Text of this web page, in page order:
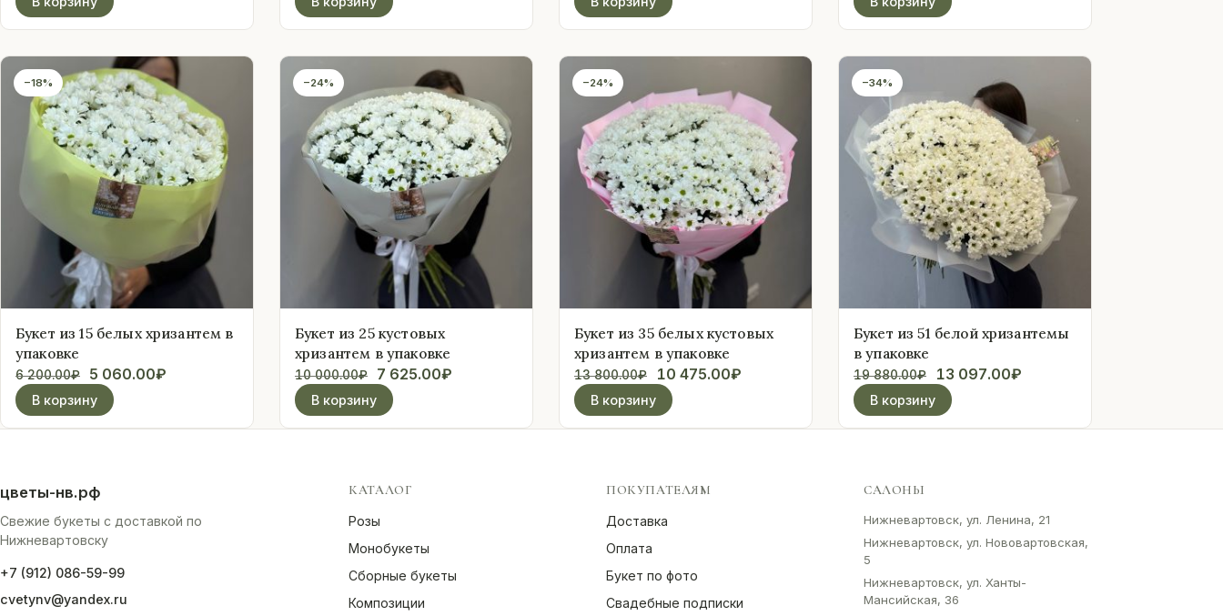
086-59-99
−18%
Букет из 15 белых хризантем в
упаковке
6 200.00₽
Первоначальная
цена
составляла
5 060.00₽
В корзину
−24%
Букет из 25 кустовых
хризантем в упаковке
10 000.00₽
Первоначальная
цена
составляла
7 625.00₽
В корзину
−24%
Букет из 35 белых кустовых
хризантем в упаковке
13 800.00₽
Первоначальная
цена
составляла
10 475.00₽
В корзину
−34%
Букет из 51 белой хризантемы
в упаковке
19 880.00₽
Первоначальная
цена
составляла
13 097.00₽
В корзину
цветы-нв.рф
Свежие букеты с доставкой по
Нижневартовску
+7 (912) 086-59-99
cvetynv@yandex.ru
КАТАЛОГ
Розы
Монобукеты
Сборные букеты
Композиции
ПОКУПАТЕЛЯМ
Доставка
Оплата
Букет по фото
Свадебные подписки
САЛОНЫ
Нижневартовск, ул. Ленина, 21
Нижневартовск, ул. Нововартовская,
5
Нижневартовск, ул. Ханты-
Мансийская, 36